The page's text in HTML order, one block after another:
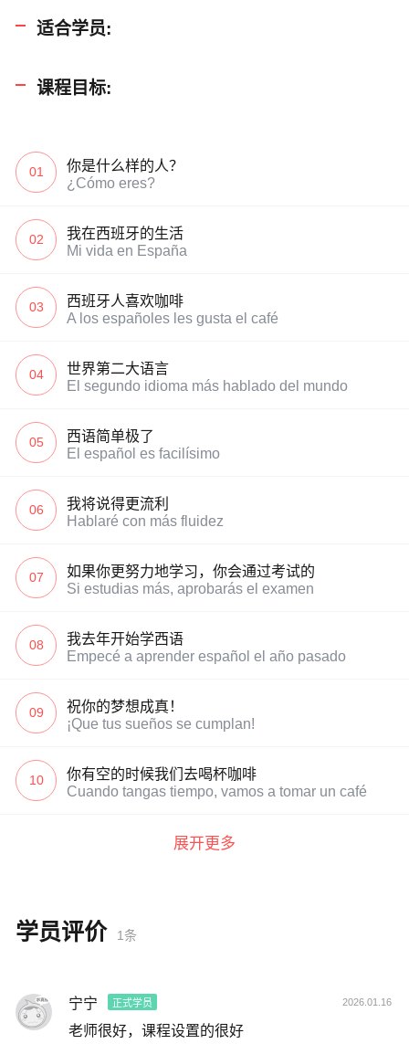
适合学员:
课程目标:
01
你是什么样的人？
¿Cómo eres?
02
我在西班牙的生活
Mi vida en España
03
西班牙人喜欢咖啡
A los españoles les gusta el café
04
世界第二大语言
El segundo idioma más hablado del mundo
05
西语简单极了
El español es facilísimo
06
我将说得更流利
Hablaré con más fluidez
07
如果你更努力地学习，你会通过考试的
Si estudias más, aprobarás el examen
08
我去年开始学西语
Empecé a aprender español el año pasado
09
祝你的梦想成真！
¡Que tus sueños se cumplan!
10
你有空的时候我们去喝杯咖啡
Cuando tangas tiempo, vamos a tomar un café
展开更多
学员评价 1条
宁宁 正式学员 2026.01.16
老师很好，课程设置的很好